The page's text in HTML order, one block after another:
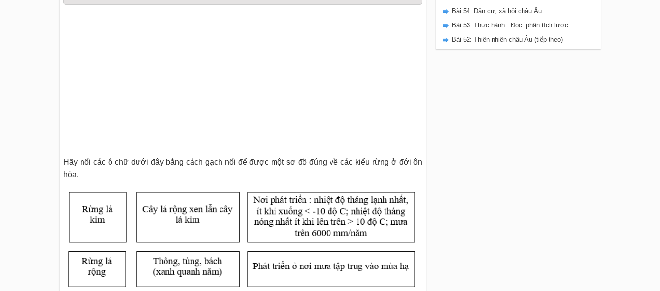
Hãy nối các ô chữ dưới đây bằng cách gạch nối để được một sơ đồ đúng về các kiểu rừng ở đới ôn
hòa.
Bài 54: Dân cư, xã hội châu Âu
Bài 53: Thực hành : Đọc, phân tích lược đồ, biểu đồ nhiệt độ và lượng mưa châu Âu.
Bài 52: Thiên nhiên châu Âu (tiếp theo)